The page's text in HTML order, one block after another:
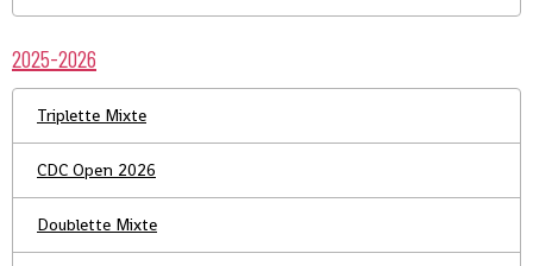
2025-2026
Triplette Mixte
CDC Open 2026
Doublette Mixte